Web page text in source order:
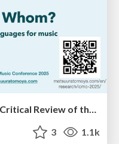
Hiding What from Whom? A Critical Review of the History of Programming languages for Music
3 1.1k